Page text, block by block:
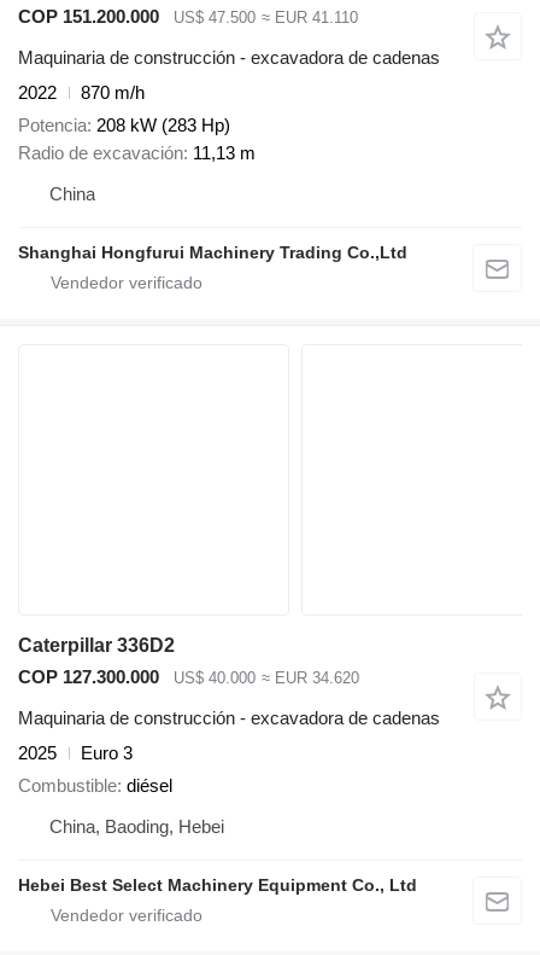
COP 151.200.000
US$ 47.500 ≈ EUR 41.110
Maquinaria de construcción - excavadora de cadenas
2022
870 m/h
Potencia 208 kW (283 Hp)
Radio de excavación 11,13 m
China
Shanghai Hongfurui Machinery Trading Co.,Ltd
Caterpillar 336D2
COP 127.300.000
US$ 40.000 ≈ EUR 34.620
Maquinaria de construcción - excavadora de cadenas
2025
Euro 3
Combustible diésel
China, Baoding, Hebei
Hebei Best Select Machinery Equipment Co., Ltd